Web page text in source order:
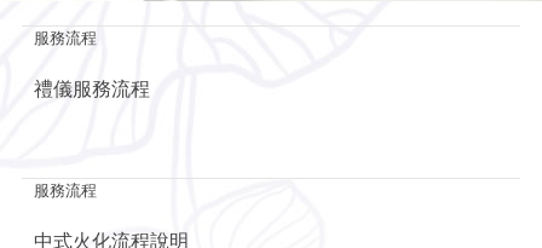
服務流程
禮儀服務流程
服務流程
中式火化流程說明